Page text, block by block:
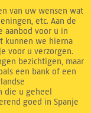
van uw wensen wat
etc. Aan de
aanbod voor u in
kunnen we hierna
voor u verzorgen.
bezichtigen, maar
een bank of een
die u geheel
goed in Spanje